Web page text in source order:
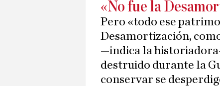
«No fue la
Pero «todo ese
Desamortización,
—indica la
destruido durante la
conservar se